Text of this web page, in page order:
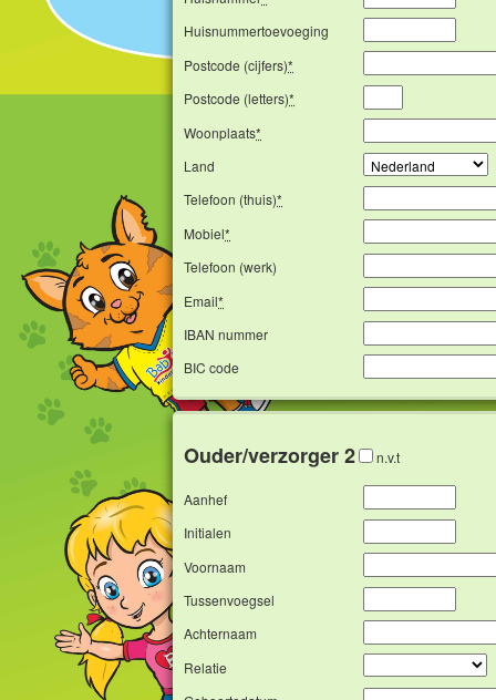
Huisnummertoevoeging
Postcode (cijfers)*
Postcode (letters)*
Woonplaats*
Land
Telefoon (thuis)*
Mobiel*
Telefoon (werk)
Email*
IBAN nummer
BIC code
Ouder/verzorger 2 n.v.t
Aanhef
Initialen
Voornaam
Tussenvoegsel
Achternaam
Relatie